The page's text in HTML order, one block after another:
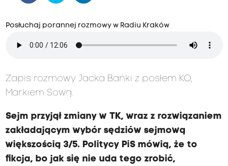
Posłuchaj porannej rozmowy w Radiu Kraków
Zapis rozmowy Jacka Bańki z posłem KO,
Markiem Sową.
Sejm przyjął zmiany w TK, wraz z rozwiązaniem
zakładającym wybór sędziów sejmową
większością 3/5. Politycy PiS mówią, że to
fikcja, bo jak się nie uda tego zrobić,